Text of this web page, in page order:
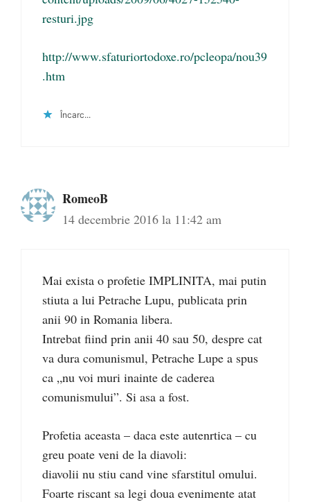
resturi.jpg
http://www.sfaturiortodoxe.ro/pcleopa/nou39
.htm
Încarc...
RomeoB
14 decembrie 2016 la 11:42 am
Mai exista o profetie IMPLINITA, mai putin
stiuta a lui Petrache Lupu, publicata prin
anii 90 in Romania libera.
Intrebat fiind prin anii 40 sau 50, despre cat
va dura comunismul, Petrache Lupe a spus
ca „nu voi muri inainte de caderea
comunismului”. Si asa a fost.
Profetia aceasta – daca este autenrtica – cu
greu poate veni de la diavoli:
diavolii nu stiu cand vine sfarstitul omului.
Foarte riscant sa legi doua evenimente atat